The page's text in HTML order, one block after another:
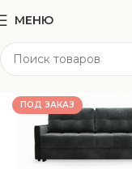
МЕНЮ
Мягкая
ПОД ЗАКАЗ